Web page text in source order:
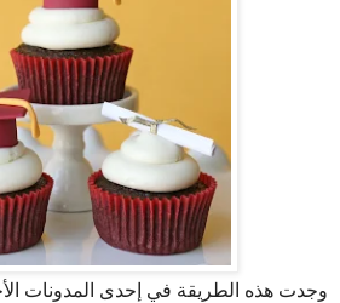
وجدت هذه الطريقة في إحدى المدونات